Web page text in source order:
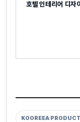
호텔 인테리어 디자
KOOREEA